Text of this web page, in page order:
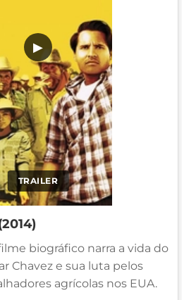
TRAILER
▶
biográfico narra a vida do
Chavez e sua luta pelos
agrícolas nos EUA.